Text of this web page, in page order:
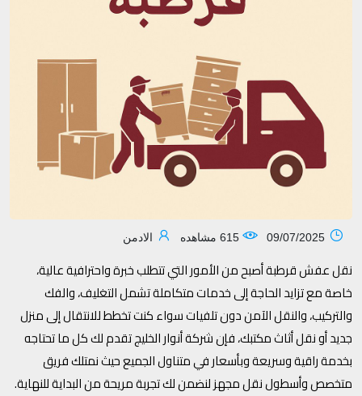
الادمن
نقل عفش قرطبة أصبح من الأمور التي تتطلب خبرة واحترافية عالية،
خاصة مع تزايد الحاجة إلى خدمات متكاملة تشمل التغليف، والفك
والتركيب، والنقل الآمن دون تلفيات سواء كنت تخطط للانتقال إلى منزل
جديد أو نقل أثاث مكتبك، فإن شركة أنوار الخليج تقدم لك كل ما تحتاجه
بخدمة راقية وسريعة وبأسعار في متناول الجميع حيث نمتلك فريق
متخصص وأسطول نقل مجهز لنضمن لك تجربة مريحة من البداية للنهاية.